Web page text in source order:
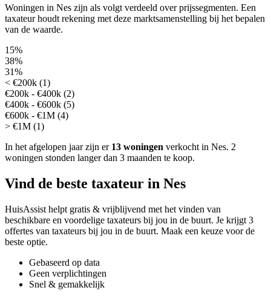
Woningen in Nes zijn als volgt verdeeld over prijssegmenten. Een
taxateur houdt rekening met deze marktsamenstelling bij het bepalen
van de waarde.
15%
38%
31%
< €200k (1)
€200k - €400k (2)
€400k - €600k (5)
€600k - €1M (4)
> €1M (1)
In het afgelopen jaar zijn er 13 woningen verkocht in Nes. 2
woningen stonden langer dan 3 maanden te koop.
Vind de beste taxateur in Nes
HuisAssist helpt gratis & vrijblijvend met het vinden van
beschikbare en voordelige taxateurs bij jou in de buurt. Je krijgt 3
offertes van taxateurs bij jou in de buurt. Maak een keuze voor de
beste optie.
Gebaseerd op data
Geen verplichtingen
Snel & gemakkelijk